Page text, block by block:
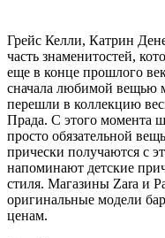
Грейс Келли, Катрин
часть знаменитостей,
еще в конце прошлого
сначала любимой вещью
перешли в коллекцию
Прада. С этого момента
просто обязательной
прически получаются с
напоминают детские
стиля. Магазины Zara и
оригинальные модели
ценам.